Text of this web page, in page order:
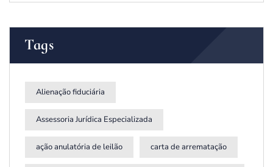
Tags
Alienação fiduciária
Assessoria Jurídica Especializada
ação anulatória de leilão carta de arrematação